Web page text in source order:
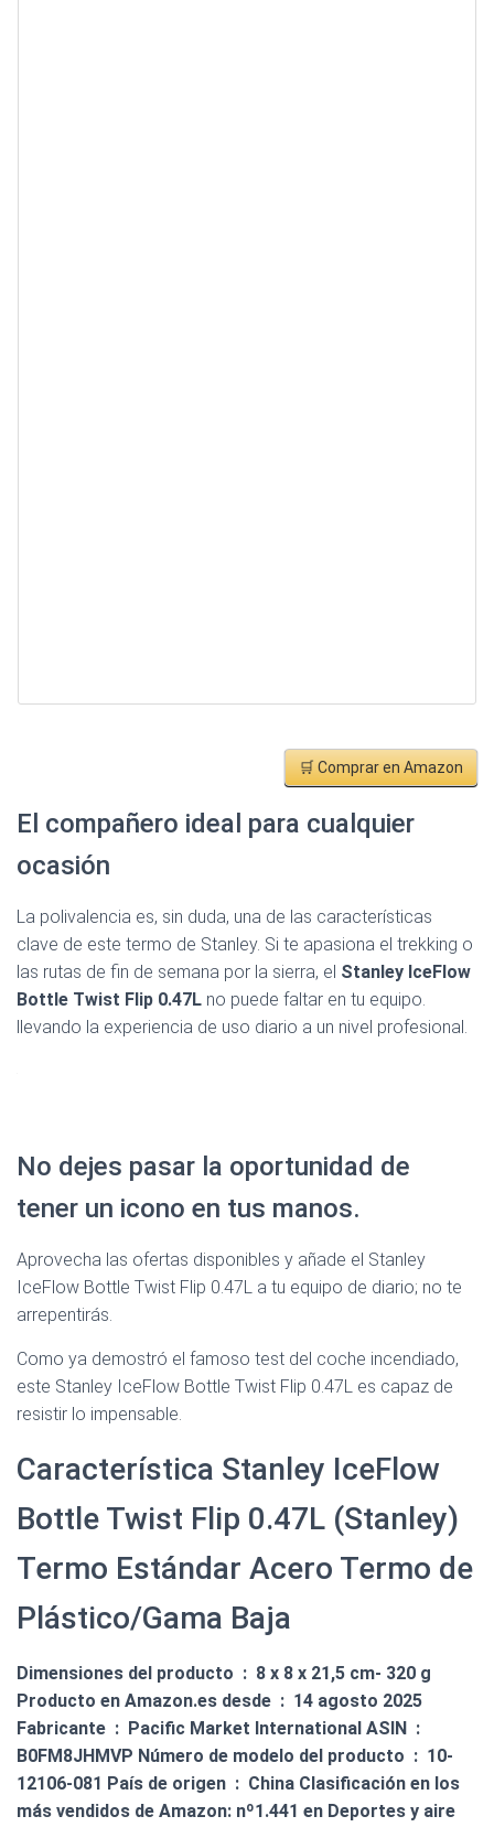
🛒 Comprar en Amazon
El compañero ideal para cualquier
ocasión
La polivalencia es, sin duda, una de las características
clave de este termo de Stanley. Si te apasiona el trekking o
las rutas de fin de semana por la sierra, el Stanley IceFlow
Bottle Twist Flip 0.47L no puede faltar en tu equipo.
llevando la experiencia de uso diario a un nivel profesional.
No dejes pasar la oportunidad de
tener un icono en tus manos.
Aprovecha las ofertas disponibles y añade el Stanley
IceFlow Bottle Twist Flip 0.47L a tu equipo de diario; no te
arrepentirás.
Como ya demostró el famoso test del coche incendiado,
este Stanley IceFlow Bottle Twist Flip 0.47L es capaz de
resistir lo impensable.
Característica Stanley IceFlow
Bottle Twist Flip 0.47L (Stanley)
Termo Estándar Acero Termo de
Plástico/Gama Baja
Dimensiones del producto ‏ : ‎ 8 x 8 x 21,5 cm- 320 g
Producto en Amazon.es desde ‏ : ‎ 14 agosto 2025
Fabricante ‏ : ‎ Pacific Market International ASIN ‏ : ‎
B0FM8JHMVP Número de modelo del producto ‏ : ‎ 10-
12106-081 País de origen ‏ : ‎ China Clasificación en los
más vendidos de Amazon: nº1.441 en Deportes y aire